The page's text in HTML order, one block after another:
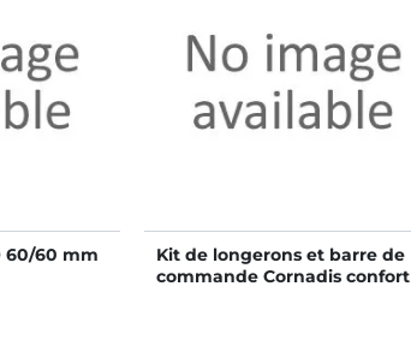
60/60 mm
Kit de longerons et barre de
commande Cornadis confort